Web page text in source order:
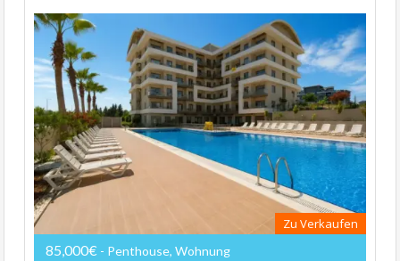
Zu Verkaufen
85,000€ - Penthouse, Wohnung